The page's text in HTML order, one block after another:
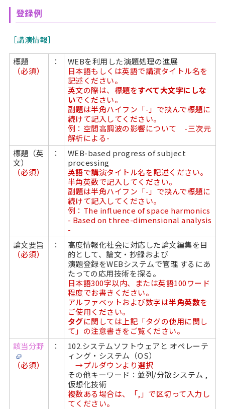
登録例
［講演情報］
標題
（必須）
：
WEBを利用した演題処理の進展
日本語もしくは英語で講演タイトル名を
記述ください。
英文の際は、標題をすべて大文字にしな
いでください。
副題は半角ハイフン「-」で挟んで標題に
続けて記入してください。
例：空間高調波の影響について -三次元
解析による-
標題（英
文）
（必須）
：
WEB-based progress of subject
processing
英語で講演タイトル名を記述ください。
半角英数で記入してください。
副題は半角ハイフン「-」で挟んで標題に
続けて記入してください。
例：The influence of space harmonics
- Based on three-dimensional analysis
-
論文要旨
（必須）
：
高度情報化社会に対応した論文編集を目
的として、論文・抄録および
演題登録をWEBシステムで管理 するにあ
たっての応用技術を探る。
日本語300字以内、または英語100ワード
程度でお書きください。
アルファベットおよび数字は半角英数を
ご使用ください。
タグに関しては上記「タグの使用に関し
て」の注意書きをご覧ください。
該当分野
（必須）
：
102.システムソフトウェアと オペレーテ
ィング・システム（OS）
→プルダウンより選択
その他キーワード：並列/分散システム ,
仮想化技術
複数ある場合は、「,」で区切って入力し
てください。